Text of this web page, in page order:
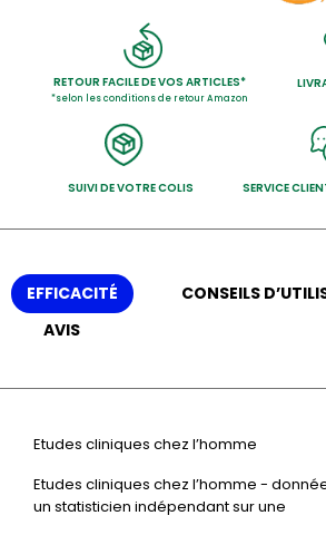
RETOUR FACILE DE VOS ARTICLES*
*selon les conditions de retour Amazon
SUIVI DE VOTRE COLIS SERVICE
EFFICACITÉ CONSEILS
AVIS
Etudes cliniques chez l’homme
Etudes cliniques chez l’homme -
un statisticien indépendant sur une